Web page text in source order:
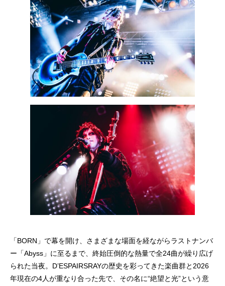
「BORN」で幕を開け、さまざまな場面を経ながらラストナンバ
ー「Abyss」に至るまで、終始圧倒的な熱量で全24曲が繰り広げ
られた当夜。D’ESPAIRSRAYの歴史を彩ってきた楽曲群と2026
年現在の4人が重なり合った先で、その名に“絶望と光”という意